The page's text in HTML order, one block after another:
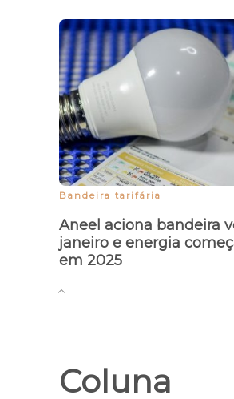
Bandeira tarifária
Aneel aciona bandeira
janeiro e energia
em 2025
Coluna